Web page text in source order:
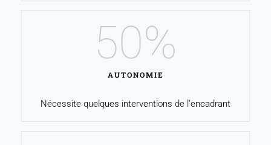
AUTONOMIE
50%
Nécessite quelques interventions de l’encadrant